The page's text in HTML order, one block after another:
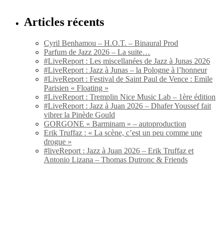
Articles récents
Cyril Benhamou – H.O.T. – Binaural Prod
Parfum de Jazz 2026 – La suite…
#LiveReport : Les miscellanées de Jazz à Junas 2026
#LiveReport : Jazz à Junas – la Pologne à l’honneur
#LiveReport : Festival de Saint Paul de Vence : Emile
Parisien « Floating »
#LiveReport : Tremplin Nice Music Lab – 1ère édition
#LiveReport : Jazz à Juan 2026 – Dhafer Youssef fait
vibrer la Pinède Gould
GORGONE « Barminam » – autoproduction
Erik Truffaz : « La scène, c’est un peu comme une
drogue »
#liveReport : Jazz à Juan 2026 – Erik Truffaz et
Antonio Lizana – Thomas Dutronc & Friends